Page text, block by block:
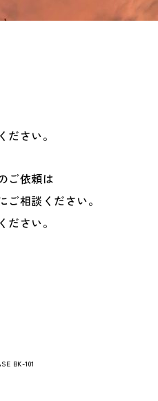
さい。
ご依頼は
相談ください。
さい。
BK-101